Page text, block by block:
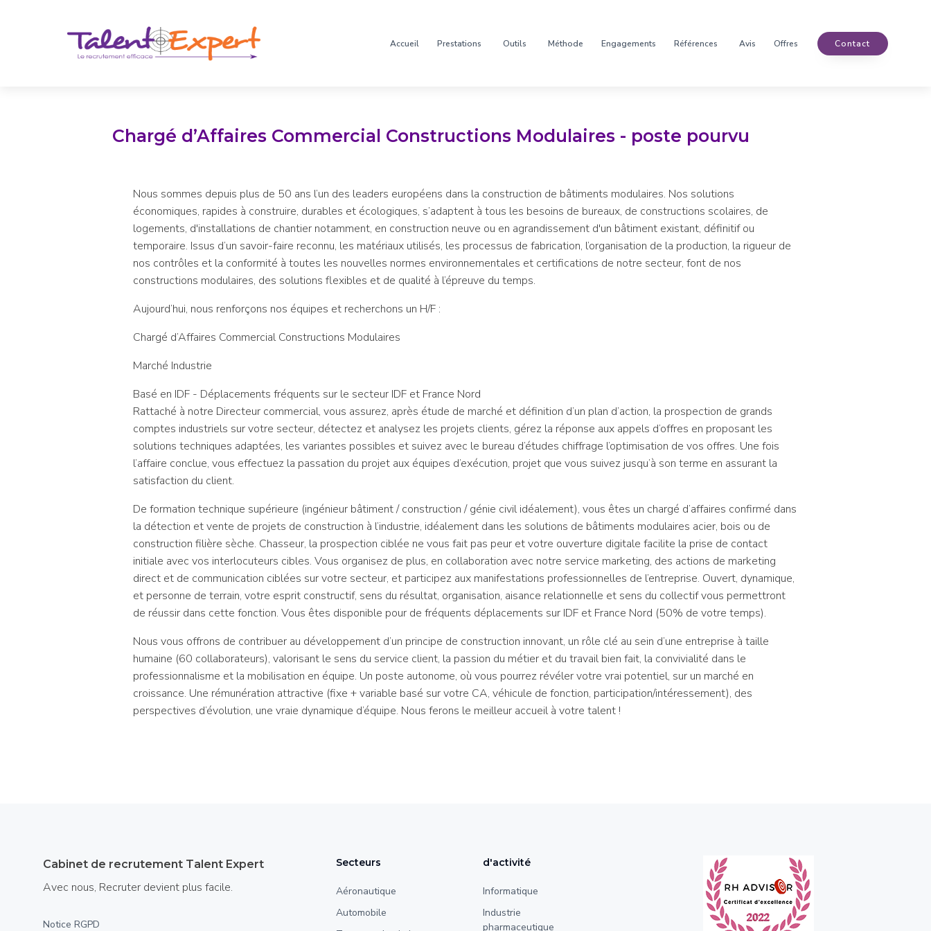
Accueil Prestations Outils Méthode Engagements Références Avis Offres Contact
Chargé d’Affaires Commercial Constructions Modulaires - poste pourvu
Nous sommes depuis plus de 50 ans l’un des leaders européens dans la construction de bâtiments modulaires. Nos solutions
économiques, rapides à construire, durables et écologiques, s’adaptent à tous les besoins de bureaux, de constructions scolaires, de
logements, d'installations de chantier notamment, en construction neuve ou en agrandissement d'un bâtiment existant, définitif ou
temporaire. Issus d’un savoir-faire reconnu, les matériaux utilisés, les processus de fabrication, l’organisation de la production, la rigueur de
nos contrôles et la conformité à toutes les nouvelles normes environnementales et certifications de notre secteur, font de nos
constructions modulaires, des solutions flexibles et de qualité à l’épreuve du temps.
Aujourd’hui, nous renforçons nos équipes et recherchons un H/F :
Chargé d’Affaires Commercial Constructions Modulaires
Marché Industrie
Basé en IDF - Déplacements fréquents sur le secteur IDF et France Nord
Rattaché à notre Directeur commercial, vous assurez, après étude de marché et définition d’un plan d’action, la prospection de grands
comptes industriels sur votre secteur, détectez et analysez les projets clients, gérez la réponse aux appels d’offres en proposant les
solutions techniques adaptées, les variantes possibles et suivez avec le bureau d’études chiffrage l’optimisation de vos offres. Une fois
l’affaire conclue, vous effectuez la passation du projet aux équipes d’exécution, projet que vous suivez jusqu’à son terme en assurant la
satisfaction du client.
De formation technique supérieure (ingénieur bâtiment / construction / génie civil idéalement), vous êtes un chargé d’affaires confirmé dans
la détection et vente de projets de construction à l’industrie, idéalement dans les solutions de bâtiments modulaires acier, bois ou de
construction filière sèche. Chasseur, la prospection ciblée ne vous fait pas peur et votre ouverture digitale facilite la prise de contact
initiale avec vos interlocuteurs cibles. Vous organisez de plus, en collaboration avec notre service marketing, des actions de marketing
direct et de communication ciblées sur votre secteur, et participez aux manifestations professionnelles de l’entreprise. Ouvert, dynamique,
et personne de terrain, votre esprit constructif, sens du résultat, organisation, aisance relationnelle et sens du collectif vous permettront
de réussir dans cette fonction. Vous êtes disponible pour de fréquents déplacements sur IDF et France Nord (50% de votre temps).
Nous vous offrons de contribuer au développement d’un principe de construction innovant, un rôle clé au sein d’une entreprise à taille
humaine (60 collaborateurs), valorisant le sens du service client, la passion du métier et du travail bien fait, la convivialité dans le
professionnalisme et la mobilisation en équipe. Un poste autonome, où vous pourrez révéler votre vrai potentiel, sur un marché en
croissance. Une rémunération attractive (fixe + variable basé sur votre CA, véhicule de fonction, participation/intéressement), des
perspectives d’évolution, une vraie dynamique d’équipe. Nous ferons le meilleur accueil à votre talent !
Cabinet de recrutement Talent Expert
Avec nous, Recruter devient plus facile.
Notice RGPD
Secteurs
Aéronautique
Automobile
d'activité
Informatique
Industrie
pharmaceutique